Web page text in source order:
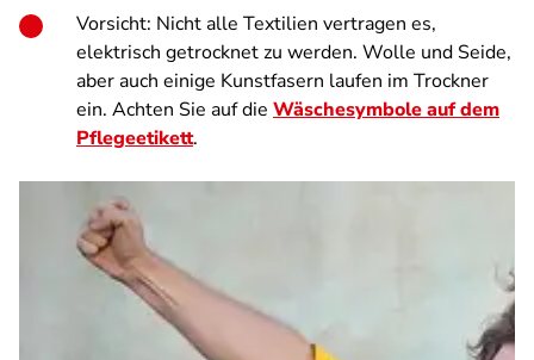
Vorsicht: Nicht alle Textilien vertragen es,
elektrisch getrocknet zu werden. Wolle und Seide,
aber auch einige Kunstfasern laufen im Trockner
ein. Achten Sie auf die Wäschesymbole auf dem
Pflegeetikett.